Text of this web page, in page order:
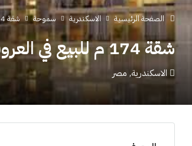
الصفحة الرئيسية الاسكندرية سموحة شقة 174 م للبيع في العروبة سكاي لاين
شقة 174 م للبيع في العروبة سكاي لاين
الاسكندرية, مصر